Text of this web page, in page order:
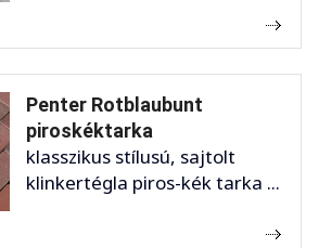
Penter Rotblaubunt
piroskéktarka
klasszikus stílusú, sajtolt
klinkertégla piros-kék tarka ...